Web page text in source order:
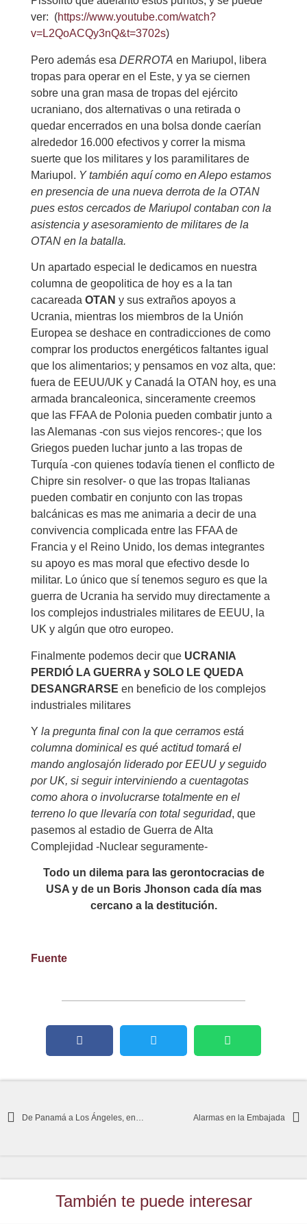
ver: (https://www.youtube.com/watch?
v=L2QoACQy3nQ&t=3702s)
Pero además esa DERROTA en Mariupol, libera
tropas para operar en el Este, y ya se ciernen
sobre una gran masa de tropas del ejército
ucraniano, dos alternativas o una retirada o
quedar encerrados en una bolsa donde caerían
alrededor 16.000 efectivos y correr la misma
suerte que los militares y los paramilitares de
Mariupol. Y también aquí como en Alepo estamos
en presencia de una nueva derrota de la OTAN
pues estos cercados de Mariupol contaban con la
asistencia y asesoramiento de militares de la
OTAN en la batalla.
Un apartado especial le dedicamos en nuestra
columna de geopolitica de hoy es a la tan
cacareada OTAN y sus extraños apoyos a
Ucrania, mientras los miembros de la Unión
Europea se deshace en contradicciones de como
comprar los productos energéticos faltantes igual
que los alimentarios; y pensamos en voz alta, que:
fuera de EEUU/UK y Canadá la OTAN hoy, es una
armada brancaleonica, sinceramente creemos
que las FFAA de Polonia pueden combatir junto a
las Alemanas -con sus viejos rencores-; que los
Griegos pueden luchar junto a las tropas de
Turquía -con quienes todavía tienen el conflicto de
Chipre sin resolver- o que las tropas Italianas
pueden combatir en conjunto con las tropas
balcánicas es mas me animaria a decir de una
convivencia complicada entre las FFAA de
Francia y el Reino Unido, los demas integrantes
su apoyo es mas moral que efectivo desde lo
militar. Lo único que sí tenemos seguro es que la
guerra de Ucrania ha servido muy directamente a
los complejos industriales militares de EEUU, la
UK y algún que otro europeo.
Finalmente podemos decir que UCRANIA
PERDIÓ LA GUERRA y SOLO LE QUEDA
DESANGRARSE en beneficio de los complejos
industriales militares
Y la pregunta final con la que cerramos está
columna dominical es qué actitud tomará el
mando anglosajón liderado por EEUU y seguido
por UK, si seguir interviniendo a cuentagotas
como ahora o involucrarse totalmente en el
terreno lo que llevaría con total seguridad, que
pasemos al estadio de Guerra de Alta
Complejidad -Nuclear seguramente-
Todo un dilema para las gerontocracias de
USA y de un Boris Jhonson cada día mas
cercano a la destitución.
Fuente
De Panamá a Los Ángeles, en busca de socios globales para la guerra Alarmas en la Embajada
También te puede interesar